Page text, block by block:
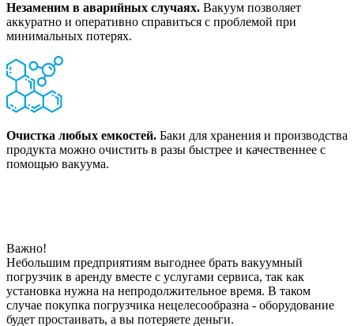
Незаменим в аварийных случаях. Вакуум позволяет
аккуратно и оперативно справиться с проблемой при
минимальных потерях.
Очистка любых емкостей. Баки для хранения и производства
продукта можно очистить в разы быстрее и качественнее с
помощью вакуума.
Важно!
Небольшим предприятиям выгоднее брать вакуумный
погрузчик в аренду вместе с услугами сервиса, так как
установка нужна на непродолжительное время. В таком
случае покупка погрузчика нецелесообразна - оборудование
будет простаивать, а вы потеряете деньги.